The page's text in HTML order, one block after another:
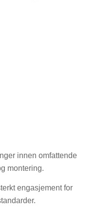
innen omfattende
montering.
engasjement for